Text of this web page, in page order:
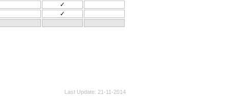
✓
✓
Last Update 21-11-2014